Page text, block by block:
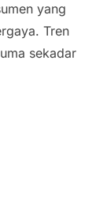
yang
Tren
sekadar